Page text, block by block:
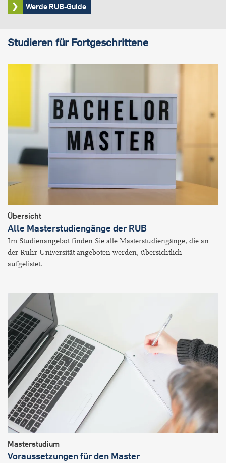
Werde RUB-Guide
Studieren für Fortgeschrittene
Übersicht
Alle Masterstudiengänge der RUB
Im Studienangebot finden Sie alle Masterstudiengänge, die an
der Ruhr-Universität angeboten werden, übersichtlich
aufgelistet.
Masterstudium
Voraussetzungen für den Master